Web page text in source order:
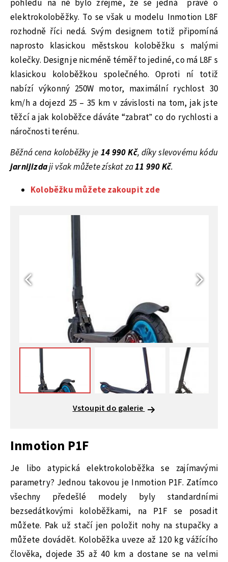
pohledu na ně bylo zřejmé, že se jedná
právě o
elektrokoloběžky. To se však u modelu Inmotion L8F
rozhodně říci nedá. Svým designem totiž připomíná
naprosto klasickou městskou koloběžku s malými
kolečky. Design je nicméně téměř to jediné, co má L8F s
klasickou koloběžkou společného. Oproti ní totiž
nabízí výkonný 250W motor, maximální rychlost 30
km/h a dojezd 25 – 35 km v závislosti na tom, jak jste
těžcí a jak koloběžce dáváte “zabrat” co do rychlosti a
náročnosti terénu.
Běžná cena koloběžky je 14 990 Kč, díky slevovému kódu
jarnijizdaji však můžete získat za11 990 Kč.
Koloběžku můžete zakoupit zde
Vstoupit do galerie
Inmotion P1F
Je libo atypická elektrokoloběžka se zajímavými
parametry? Jednou takovou je Inmotion P1F. Zatímco
všechny předešlé modely byly standardními
bezsedátkovými koloběžkami, na P1F se posadit
můžete. Pak už stačí jen položit nohy na stupačky a
můžete dovádět. Koloběžka uveze až 120 kg vážícího
člověka, dojede 35 až 40 km a dostane se na velmi